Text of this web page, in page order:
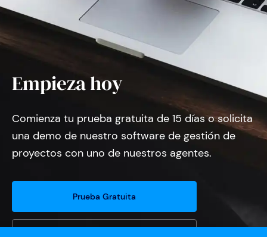
Empieza hoy
Comienza tu prueba gratuita de 15 días o solicita
una demo de nuestro software de gestión de
proyectos con uno de nuestros agentes.
Prueba Gratuita